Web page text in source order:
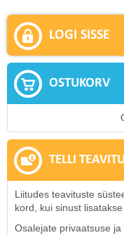
LOGI SISSE
OSTUKORV
TELLI
Liitudes teavituste
kord, kui sinust
Osalejate privaatsuse